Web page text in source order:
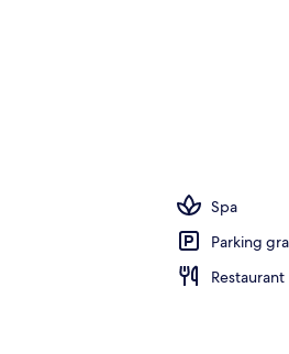
Spa
Parking
Restaurant